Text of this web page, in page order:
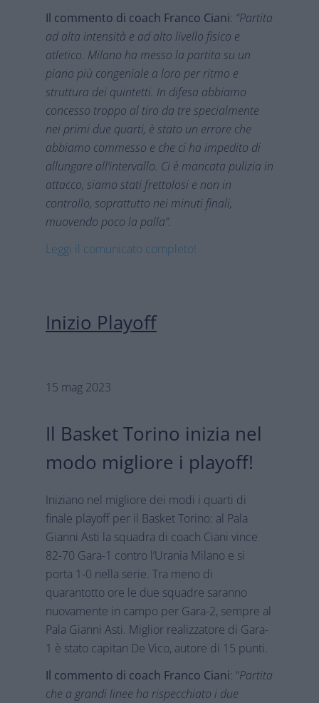
Il commento di coach Franco Ciani: “Partita
ad alta intensità e ad alto livello fisico e
atletico. Milano ha messo la partita su un
piano più congeniale a loro per ritmo e
struttura dei quintetti. In difesa abbiamo
concesso troppo al tiro da tre specialmente
nei primi due quarti, è stato un errore che
abbiamo commesso e che ci ha impedito di
allungare all’intervallo. Ci è mancata pulizia in
attacco, siamo stati frettolosi e non in
controllo, soprattutto nei minuti finali,
muovendo poco la palla”.
Leggi il comunicato completo!
Inizio Playoff
15 mag 2023
Il Basket Torino inizia nel
modo migliore i playoff!
Iniziano nel migliore dei modi i quarti di
finale playoff per il Basket Torino: al Pala
Gianni Asti la squadra di coach Ciani vince
82-70 Gara-1 contro l’Urania Milano e si
porta 1-0 nella serie. Tra meno di
quarantotto ore le due squadre saranno
nuovamente in campo per Gara-2, sempre al
Pala Gianni Asti. Miglior realizzatore di Gara-
1 è stato capitan De Vico, autore di 15 punti.
Il commento di coach Franco Ciani: “Partita
che a grandi linee ha rispecchiato i due